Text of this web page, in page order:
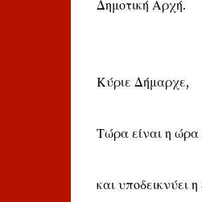
Δημοτική Αρχή.
Κύριε Δήμαρχε,
Τώρα είναι η ώρα
και υποδεικνύει η